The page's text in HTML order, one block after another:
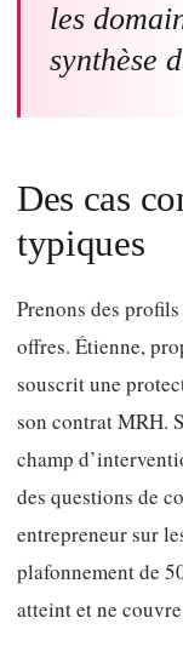
les
synthèse
Des cas
typiques
Prenons des
offres. Étienne,
souscrit une
son contrat MRH.
champ
des questions de
entrepreneur sur
plafonnement de
atteint et ne